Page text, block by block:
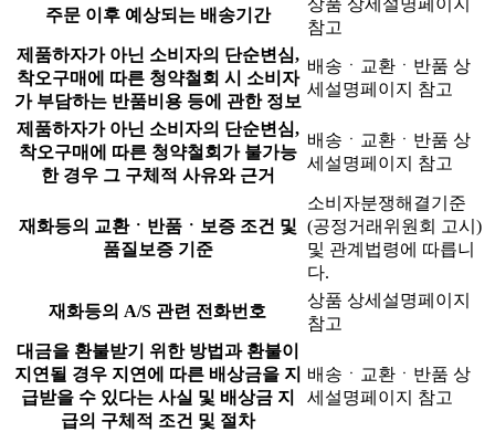
주문 이후 예상되는 배송기간
참고
제품하자가 아닌 소비자의 단순변심,
착오구매에 따른 청약철회 시 소비자
가 부담하는 반품비용 등에 관한 정보
배송ㆍ교환ㆍ반품 상
세설명페이지 참고
제품하자가 아닌 소비자의 단순변심,
착오구매에 따른 청약철회가 불가능
한 경우 그 구체적 사유와 근거
배송ㆍ교환ㆍ반품 상
세설명페이지 참고
재화등의 교환ㆍ반품ㆍ보증 조건 및
품질보증 기준
소비자분쟁해결기준
(공정거래위원회 고시)
및 관계법령에 따릅니
다.
재화등의 A/S 관련 전화번호
상품 상세설명페이지
참고
대금을 환불받기 위한 방법과 환불이
지연될 경우 지연에 따른 배상금을 지
급받을 수 있다는 사실 및 배상금 지
급의 구체적 조건 및 절차
배송ㆍ교환ㆍ반품 상
세설명페이지 참고